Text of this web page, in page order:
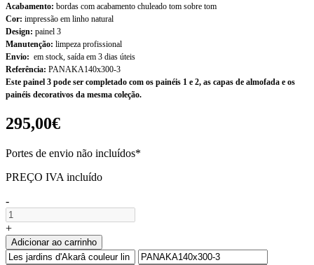
Acabamento: bordas com acabamento chuleado tom sobre tom
Cor: impressão em linho natural
Design: painel 3
Manutenção: limpeza profissional
Envio: em stock, saída em 3 dias úteis
Referência: PANAKA140x300-3
Este painel 3 pode ser completado com os painéis 1 e 2, as capas de almofada e os
painéis decorativos da mesma coleção.
295,00€
Portes de envio não incluídos*
PREÇO IVA incluído
-
+
Adicionar ao carrinho